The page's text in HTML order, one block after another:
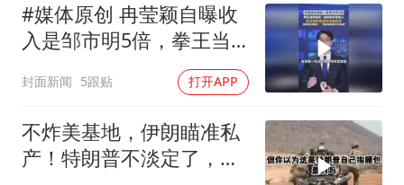
#媒体原创 冉莹颖自曝收
入是邹市明5倍，拳王当
场核实：连续数月零收
入，冉莹颖称希望他支棱
起来，邹市明力挺妻
子："没有她就没有今天的
我"
封面新闻 5跟贴 打开APP
不炸美基地，伊朗瞄准私
产！特朗普不淡定了，被